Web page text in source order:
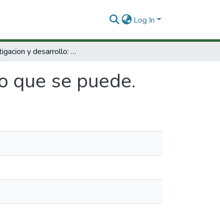
Log In
Investigacion y desarrollo: Claro que se puede.
que se puede.